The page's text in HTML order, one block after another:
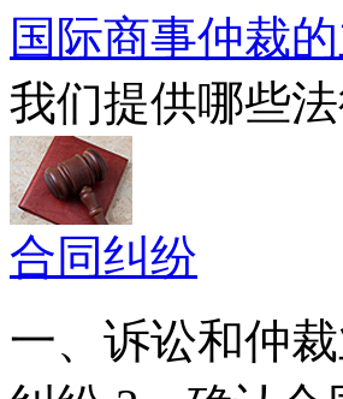
国际商事仲裁
我们提供哪些
合同纠纷
一、诉讼和仲